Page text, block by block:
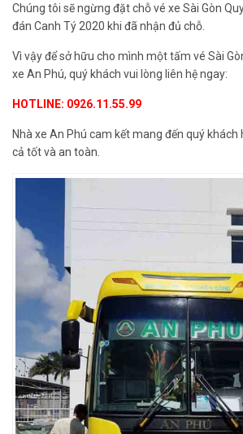
Chúng tôi sẽ ngừng đặt chỗ vé xe Sài Gòn
đán Canh Tý 2020 khi đã nhận đủ chỗ.
Vì vậy để sở hữu cho mình một tấm vé Sài
xe An Phú, quý khách vui lòng liên hệ ngay:
HOTLINE: 0926.11.55.99
Nhà xe An Phú cam kết mang đến quý khách
cả tốt và an toàn.